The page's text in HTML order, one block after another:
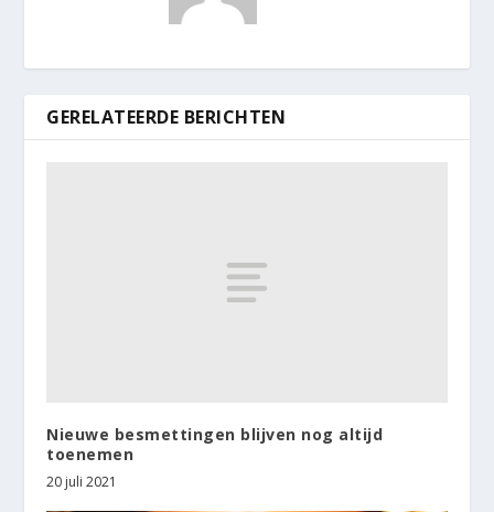
GERELATEERDE BERICHTEN
Nieuwe besmettingen blijven nog altijd
toenemen
20 juli 2021